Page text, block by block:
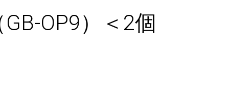
OP9）＜2個